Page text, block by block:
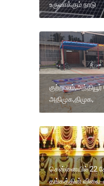
உருவாக்கும் நாடு
அதிமுக,திமுக,
சென்னையில் 22
தங்கத்தின் விலை